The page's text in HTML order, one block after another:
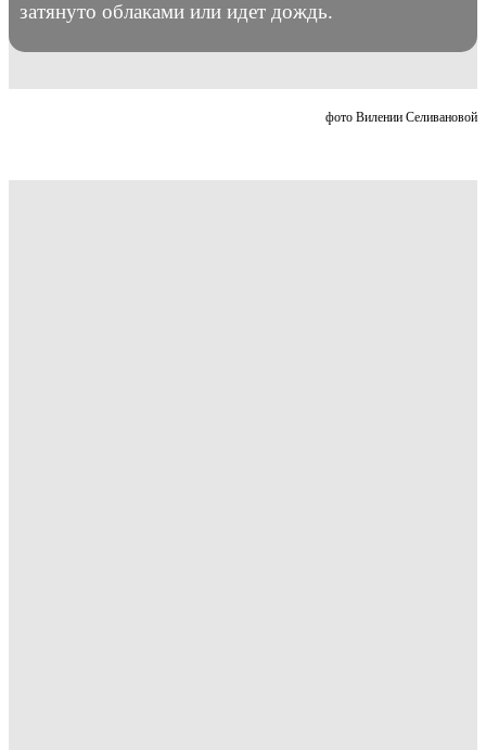
затянуто облаками или идет дождь.
фото Вилении Селивановой